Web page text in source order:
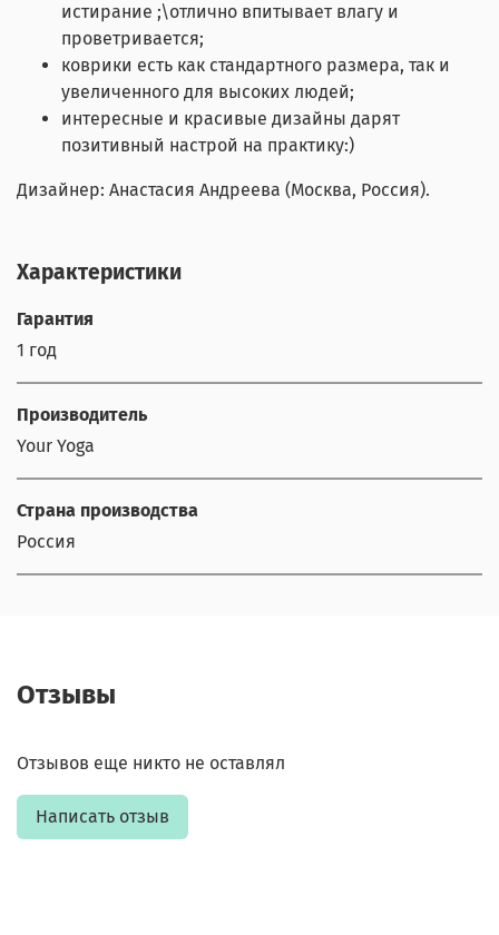
истирание ;\отлично впитывает влагу и
проветривается;
коврики есть как стандартного размера, так и
увеличенного для высоких людей;
интересные и красивые дизайны дарят
позитивный настрой на практику:)
Дизайнер: Анастасия Андреева (Москва, Россия).
Характеристики
Гарантия
1 год
Производитель
Your Yoga
Страна производства
Россия
Отзывы
Отзывов еще никто не оставлял
Написать отзыв